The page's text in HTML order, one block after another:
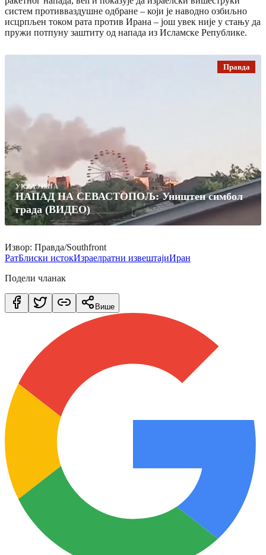
систем противваздушне одбране – који је наводно озбиљно
исцрпљен током рата против Ирана – још увек није у стању да
пружи потпуну заштиту од напада из Исламске Републике.
Правда
УКРАЈИНА
НАПАД НА СЕВАСТОПОЉ: Уништен симбол
града (ВИДЕО)
Извор: Правда/Southfront
РатБлиски истокИзраелратни извештајиИран
Подели чланак
Више